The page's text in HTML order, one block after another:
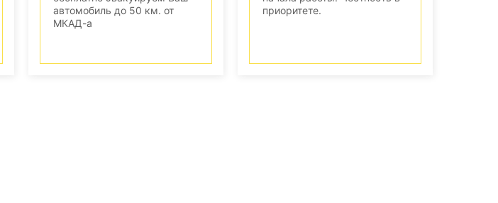
автомобиль до 50 км. от
МКАД-а
приоритете.